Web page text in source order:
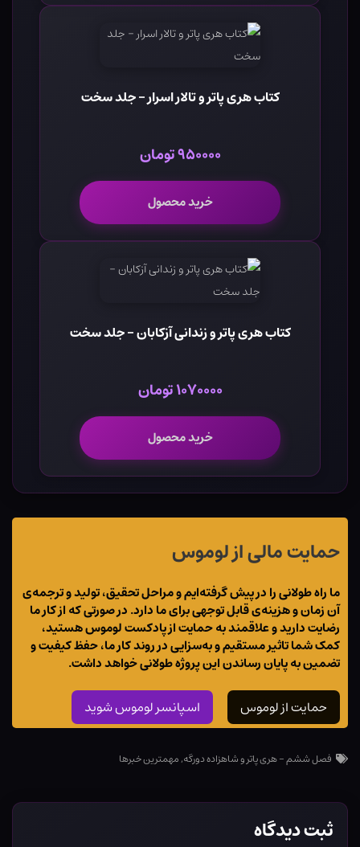
کتاب هری پاتر و تالار اسرار - جلد سخت
۹۵۰۰۰۰ تومان
خرید محصول
کتاب هری پاتر و زندانی آزکابان - جلد سخت
۱۰۷۰۰۰۰ تومان
خرید محصول
حمایت مالی از لوموس
ما راه طولانی را در پیش گرفته‌ایم و مراحل تحقیق، تولید و ترجمه‌ی
آن زمان و هزینه‌ی قابل توجهی برای ما دارد. در صورتی که از کار ما
رضایت دارید و علاقمند به حمایت از پادکست لوموس هستید،
کمک شما تاثیر مستقیم و به‌سزایی در روند کار ما، حفظ کیفیت و
تضمین به پایان رساندن این پروژه طولانی خواهد داشت.
حمایت از لوموس اسپانسر لوموس شوید
فصل ششم - هری پاتر و شاهزاده دورگه,مهمترین خبرها
ثبت دیدگاه